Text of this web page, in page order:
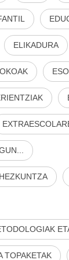
ELIKADURA
ESO
TOPAKETAK